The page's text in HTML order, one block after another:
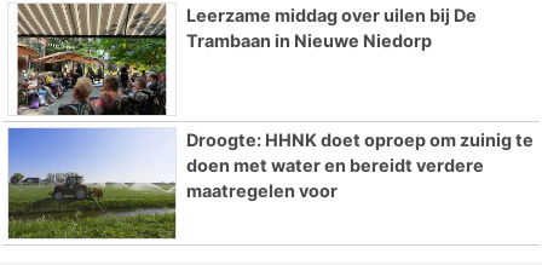
Leerzame middag over uilen bij De
Trambaan in Nieuwe Niedorp
Droogte: HHNK doet oproep om zuinig te
doen met water en bereidt verdere
maatregelen voor